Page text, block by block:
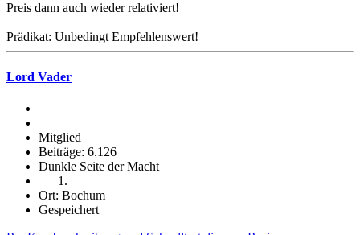
Preis dann auch wieder relativiert!
Prädikat: Unbedingt Empfehlenswert!
Lord Vader
Mitglied
Beiträge: 6.126
Dunkle Seite der Macht
Ort: Bochum
Gespeichert